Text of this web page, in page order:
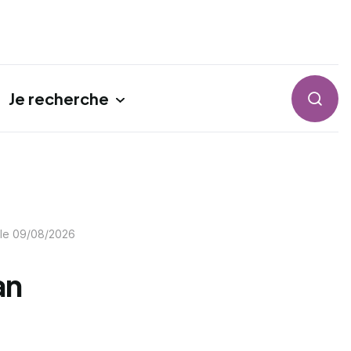
Je recherche
09/08/2026